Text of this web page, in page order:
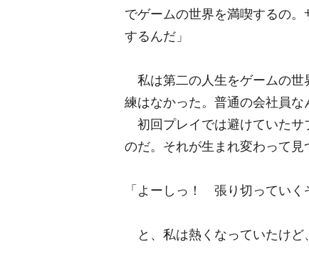
でゲームの世界を満喫するの
するんだ」
私は第二の人生をゲームの世
練はなかった。普通の会社員な
初回プレイでは避けていたサ
のだ。それが生まれ変わって見
「よーしっ！ 張り切っていく
と、私は熱くなっていたけど